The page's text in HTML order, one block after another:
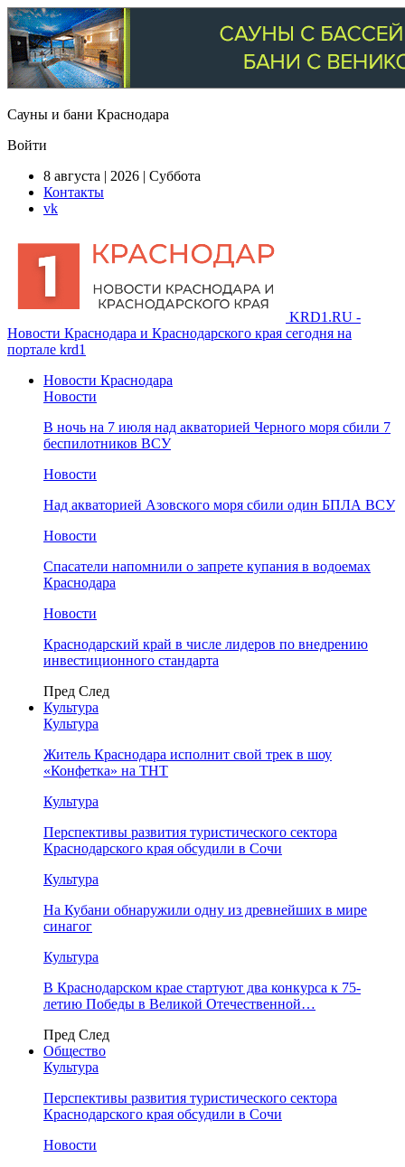
Сауны и бани Краснодара
Войти
8 августа | 2026 | Суббота
Контакты
vk
KRD1.RU -
Новости Краснодара и Краснодарского края сегодня на
портале krd1
Новости Краснодара
Новости
В ночь на 7 июля над акваторией Черного моря сбили 7
беспилотников ВСУ
Новости
Над акваторией Азовского моря сбили один БПЛА ВСУ
Новости
Спасатели напомнили о запрете купания в водоемах
Краснодара
Новости
Краснодарский край в числе лидеров по внедрению
инвестиционного стандарта
Пред След
Культура
Культура
Житель Краснодара исполнит свой трек в шоу
«Конфетка» на ТНТ
Культура
Перспективы развития туристического сектора
Краснодарского края обсудили в Сочи
Культура
На Кубани обнаружили одну из древнейших в мире
синагог
Культура
В Краснодарском крае стартуют два конкурса к 75-
летию Победы в Великой Отечественной…
Пред След
Общество
Культура
Перспективы развития туристического сектора
Краснодарского края обсудили в Сочи
Новости